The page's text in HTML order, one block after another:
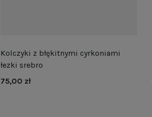
Kolczyki z błękitnymi cyrkoniami
łezki srebro
75,00 zł